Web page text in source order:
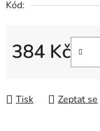
Kód:
384 Kč
Tisk Zeptat se